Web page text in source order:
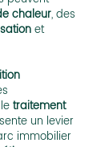
chaleur, des
et
traitement
un levier
immobilier